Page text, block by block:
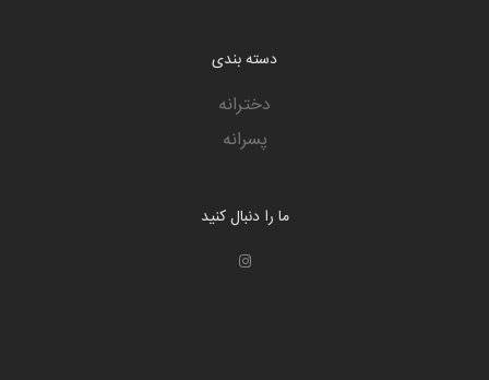
دسته بندی
دخترانه
پسرانه
ما را دنبال کنید